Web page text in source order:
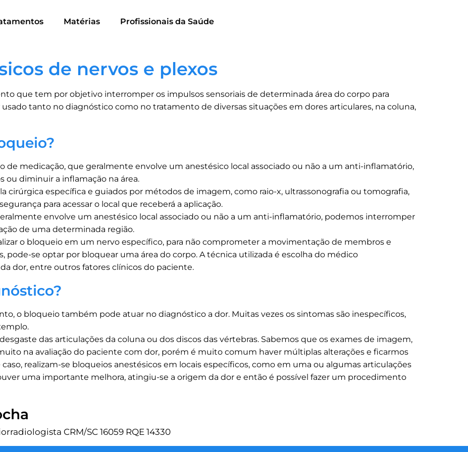
Matérias Profissionais da Saúde
de nervos e plexos
que tem por objetivo interromper os impulsos sensoriais de determinada área do corpo para
tanto no diagnóstico como no tratamento de diversas situações em dores articulares, na coluna,
de medicação, que geralmente envolve um anestésico local associado ou não a um anti-inflamatório,
ou diminuir a inflamação na área.
cirúrgica específica e guiados por métodos de imagem, como raio-x, ultrassonografia ou tomografia,
para acessar o local que receberá a aplicação.
envolve um anestésico local associado ou não a um anti-inflamatório, podemos interromper
de uma determinada região.
o bloqueio em um nervo específico, para não comprometer a movimentação de membros e
pode-se optar por bloquear uma área do corpo. A técnica utilizada é escolha do médico
dor, entre outros fatores clínicos do paciente.
o bloqueio também pode atuar no diagnóstico a dor. Muitas vezes os sintomas são inespecíficos,
das articulações da coluna ou dos discos das vértebras. Sabemos que os exames de imagem,
na avaliação do paciente com dor, porém é muito comum haver múltiplas alterações e ficarmos
realizam-se bloqueios anestésicos em locais específicos, como em uma ou algumas articulações
uma importante melhora, atingiu-se a origem da dor e então é possível fazer um procedimento
CRM/SC 16059 RQE 14330